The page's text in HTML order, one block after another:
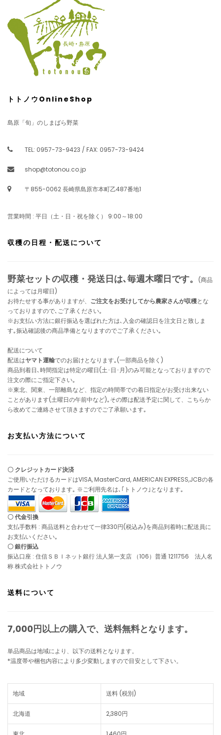
トトノウOnlineShop
島原「旬」のしまばら野菜
TEL: 0957-73-9423 / FAX: 0957-73-9424
shop@totonou.co.jp
〒855-0062 長崎県島原市本町乙487番地1
営業時間 : 平日（土・日・祝を除く） 9:00～18:00
収穫の日程・配送について
野菜セットの収穫・発送日は､毎週木曜日です。
(商品
によっては月曜日)
お待たせする事がありますが、 ご注文をお受けしてから農家さんが収穫とな
っておりますので､ご了承ください｡
※お支払い方法に銀行振込を選ばれた方は､入金の確認日を注文日と致しま
す｡振込確認後の商品準備となりますのでご了承ください｡
配送について
配送はヤマト運輸でのお届けとなります｡(一部商品を除く)
商品到着日､時間指定は特定の曜日(土･日･月)のみ可能となっておりますので
注文の際にご指定下さい｡
※東北、関東、一部離島など、指定の時間帯での着日指定がお受け出来ない
ことがあります(土曜日の午前中など)｡その際は配送予定に関して、こちらか
ら改めてご連絡させて頂きますのでご了承願います｡
お支払い方法について
〇 クレジットカード決済
ご使用いただけるカードはVISA, MasterCard, AMERICAN EXPRESS,JCBの各
カードとなっております｡ ※ご利用先名は､｢トトノウ｣となります｡
〇 代金引換
支払手数料 : 商品送料と合わせて一律330円(税込み)を商品到着時に配送員に
お支払いください｡
〇 銀行振込
振込口座 : 住信ＳＢＩネット銀行 法人第一支店 （106）普通 1211756 法人名
称 株式会社トトノウ
送料について
7,000円以上の購入で、 送料無料となります。
単品商品は地域により、以下の送料となります。
*温度帯や梱包内容により多少変動しますので目安として下さい。
地域 送料 (税別)
北海道 2,380円